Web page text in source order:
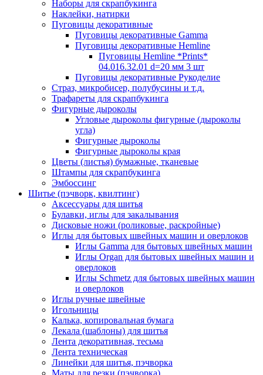
Наборы для скрапбукинга
Наклейки, натирки
Пуговицы декоративные
Пуговицы декоративные Gamma
Пуговицы декоративные Hemline
Пуговицы Hemline *Prints*
04.016.32.01 d=20 мм 3 шт
Пуговицы декоративные Рукоделие
Страз, микробисер, полубусины и т.д.
Трафареты для скрапбукинга
Фигурные дыроколы
Угловые дыроколы фигурные (дыроколы
угла)
Фигурные дыроколы
Фигурные дыроколы края
Цветы (листья) бумажные, тканевые
Штампы для скрапбукинга
Эмбоссинг
Шитье (пэчворк, квилтинг)
Аксессуары для шитья
Булавки, иглы для закалывания
Дисковые ножи (роликовые, раскройные)
Иглы для бытовых швейных машин и оверлоков
Иглы Gamma для бытовых швейных машин
Иглы Organ для бытовых швейных машин и
оверлоков
Иглы Schmetz для бытовых швейных машин
и оверлоков
Иглы ручные швейные
Игольницы
Калька, копировальная бумага
Лекала (шаблоны) для шитья
Лента декоративная, тесьма
Лента техническая
Линейки для шитья, пэчворка
Маты для резки (пэчворка)